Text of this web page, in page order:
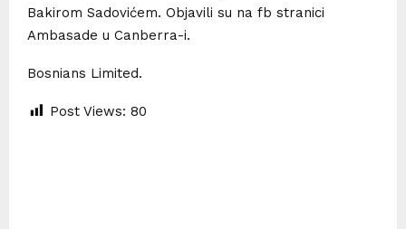
Bakirom Sadovićem. Objavili su na fb stranici
Ambasade u Canberra-i.
Bosnians Limited.
Post Views: 80